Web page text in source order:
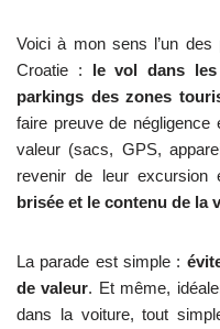
Voici à mon sens l’un
Croatie : le vol dans
parkings des zones
faire preuve de
valeur (sacs, GPS,
revenir de leur excursion
brisée et le contenu de la
La parade est simple :
de valeur. Et même,
dans la voiture, tout